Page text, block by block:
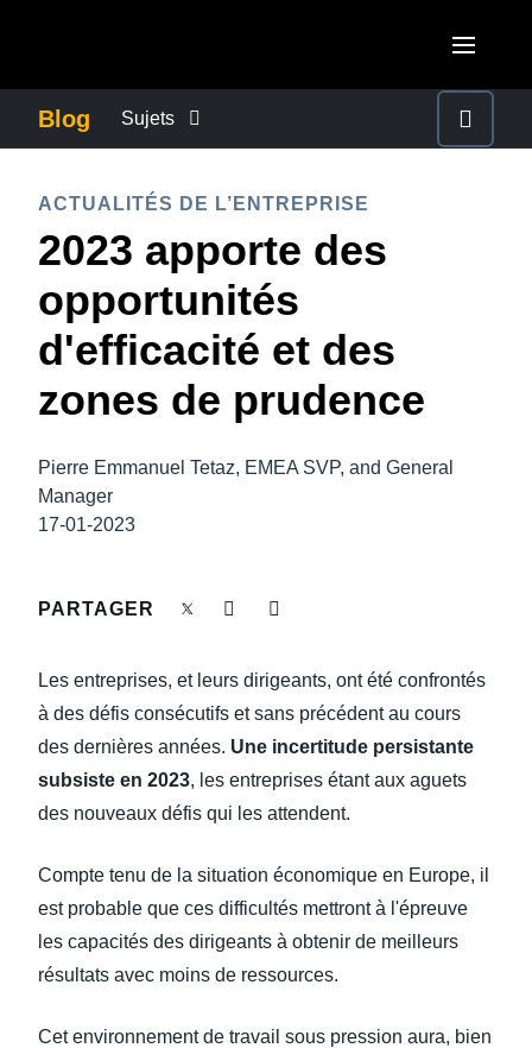
Canada (Français)
México (Español)
Brasil (Português)
United Kingdom (English)
France (Français)
Deutschland (Deutsch)
Italia (Italiano)
Sweden (English)
España (Español)
Norway (English)
ASIA PACIFIC
Australia (English)
India (English)
日本（日本語)
Blog Sujets
CONTINUITÉ DES AFFAIRES
CONTRÔLE DES COÛTS DE L’ENTREPRISE
CROISSANCE ET OPTIMISATION
DÉVELOPPEMENT DURABLE
FRAIS DE DÉPLACEMENT
FRAUDE ET CONFORMITÉ
ACTUALITÉS DE L’ENTREPRISE
2023 apporte des
opportunités
d'efficacité et des
zones de prudence
Pierre Emmanuel Tetaz, EMEA SVP, and General
Manager
17-01-2023
PARTAGER
Les entreprises, et leurs dirigeants, ont été confrontés
à des défis consécutifs et sans précédent au cours
des dernières années. Une incertitude persistante
subsiste en 2023, les entreprises étant aux aguets
des nouveaux défis qui les attendent.
Compte tenu de la situation économique en Europe, il
est probable que ces difficultés mettront à l'épreuve
les capacités des dirigeants à obtenir de meilleurs
résultats avec moins de ressources.
Cet environnement de travail sous pression aura, bien